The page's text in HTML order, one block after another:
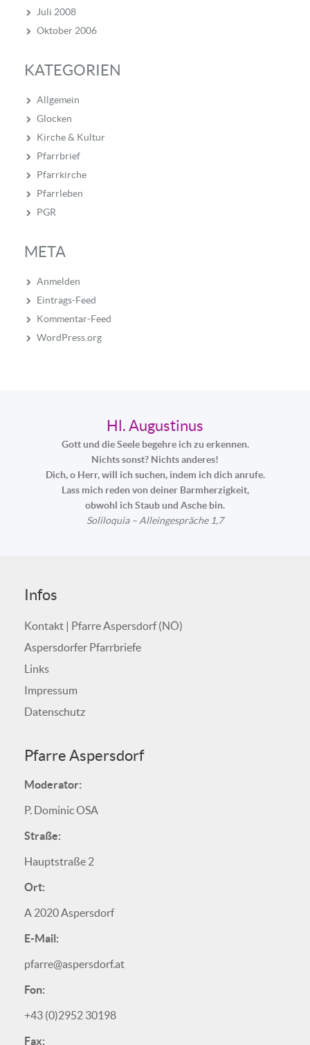
Juli 2008
Oktober 2006
KATEGORIEN
Allgemein
Glocken
Kirche & Kultur
Pfarrbrief
Pfarrkirche
Pfarrleben
PGR
META
Anmelden
Eintrags-Feed
Kommentar-Feed
WordPress.org
Hl. Augustinus
Gott und die Seele begehre ich zu erkennen.
Nichts sonst? Nichts anderes!
Dich, o Herr, will ich suchen, indem ich dich anrufe.
Lass mich reden von deiner Barmherzigkeit,
obwohl ich Staub und Asche bin.
Soliloquia – Alleingespräche 1,7
Infos
Kontakt | Pfarre Aspersdorf (NÖ)
Aspersdorfer Pfarrbriefe
Links
Impressum
Datenschutz
Pfarre Aspersdorf
Moderator:
P. Dominic OSA
Straße:
Hauptstraße 2
Ort:
A 2020 Aspersdorf
E-Mail:
pfarre@aspersdorf.at
Fon:
+43 (0)2952 30198
Fax: